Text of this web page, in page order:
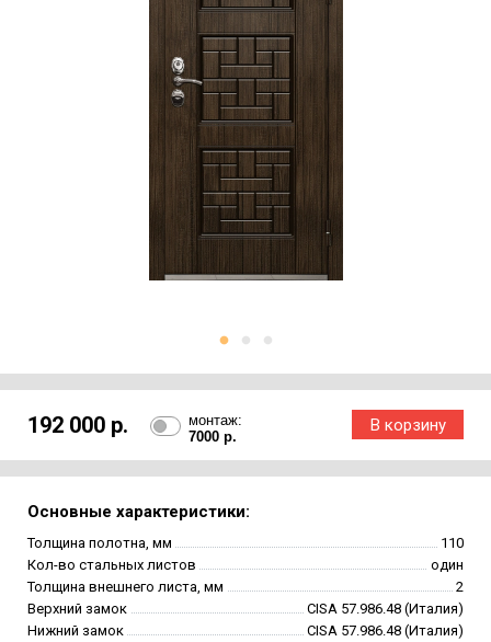
192 000 р.
монтаж:
7000 р.
Основные характеристики:
Толщина полотна, мм
110
Кол-во стальных листов
один
Толщина внешнего листа, мм
2
Верхний замок
CISA 57.986.48 (Италия)
Нижний замок
CISA 57.986.48 (Италия)